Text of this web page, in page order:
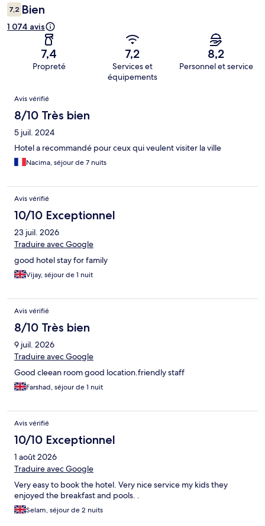
7,2 Bien
1 074 avis
7,4
Propreté
7,2
Services et
équipements
8,2
Personnel et service
Avis
Avis vérifié
8/10 Très bien
5 juil. 2024
Hotel a recommandé pour ceux qui veulent visiter la ville
Nacima, séjour de 7 nuits
Avis vérifié
10/10 Exceptionnel
23 juil. 2026
Traduire avec Google
good hotel stay for family
Vijay, séjour de 1 nuit
Avis vérifié
8/10 Très bien
9 juil. 2026
Traduire avec Google
Good cleean room good location.friendly staff
Farshad, séjour de 1 nuit
Avis vérifié
10/10 Exceptionnel
1 août 2026
Traduire avec Google
Very easy to book the hotel. Very nice service my kids they
enjoyed the breakfast and pools. .
Selam, séjour de 2 nuits